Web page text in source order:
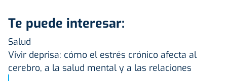
Te puede interesar:
Salud
Vivir deprisa: cómo el estrés crónico afecta al
cerebro, a la salud mental y a las relaciones